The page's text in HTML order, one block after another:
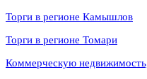
Торги в регионе Камышлов
Торги в регионе Томари
Коммерческую